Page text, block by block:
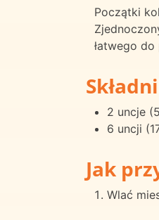
Początki
łatwego
2 uncje
6 uncji
Jak
Wlać